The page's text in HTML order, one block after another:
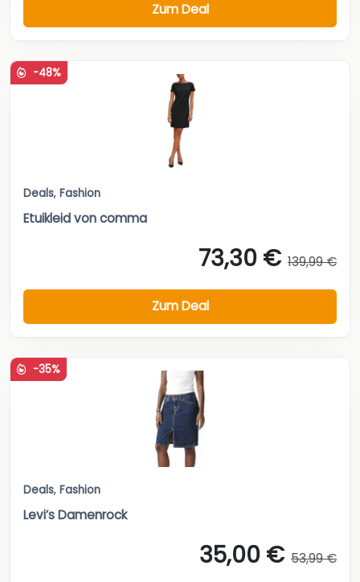
Zum Deal
-48%
Deals, Fashion
Etuikleid von comma
73,30 € 139,99 €
Zum Deal
-35%
Deals, Fashion
Levi’s Damenrock
35,00 € 53,99 €